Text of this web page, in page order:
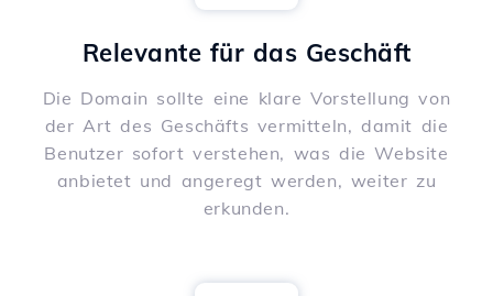
Relevante für das Geschäft
Die Domain sollte eine klare Vorstellung von
der Art des Geschäfts vermitteln, damit die
Benutzer sofort verstehen, was die Website
anbietet und angeregt werden, weiter zu
erkunden.